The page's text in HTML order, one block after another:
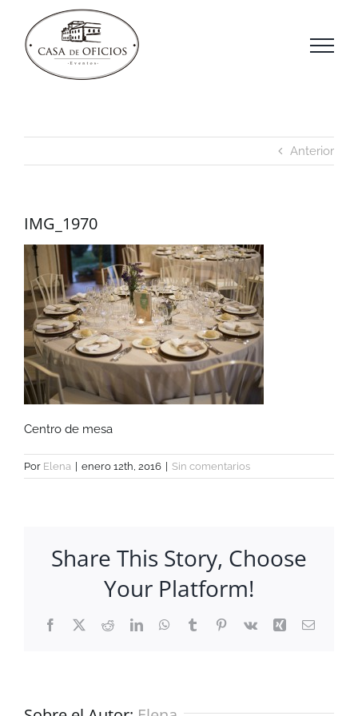
contenido
Anterior
IMG_1970
Centro de mesa
Por Elena enero 12th, 2016 Sin comentarios
Share This Story, Choose
Your Platform!
Facebook
X RedditLinkedInWhatsApp
TumblrPinterest
Vk Xing Correo